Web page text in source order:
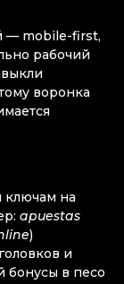
— mobile-first,
рабочий
воронка
ключам на
apuestas
)
и
в песо